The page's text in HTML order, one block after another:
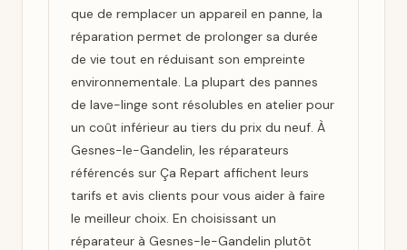
que de remplacer un appareil en panne, la
réparation permet de prolonger sa durée
de vie tout en réduisant son empreinte
environnementale. La plupart des pannes
de lave-linge sont résolubles en atelier pour
un coût inférieur au tiers du prix du neuf. À
Gesnes-le-Gandelin, les réparateurs
référencés sur Ça Repart affichent leurs
tarifs et avis clients pour vous aider à faire
le meilleur choix. En choisissant un
réparateur à Gesnes-le-Gandelin plutôt